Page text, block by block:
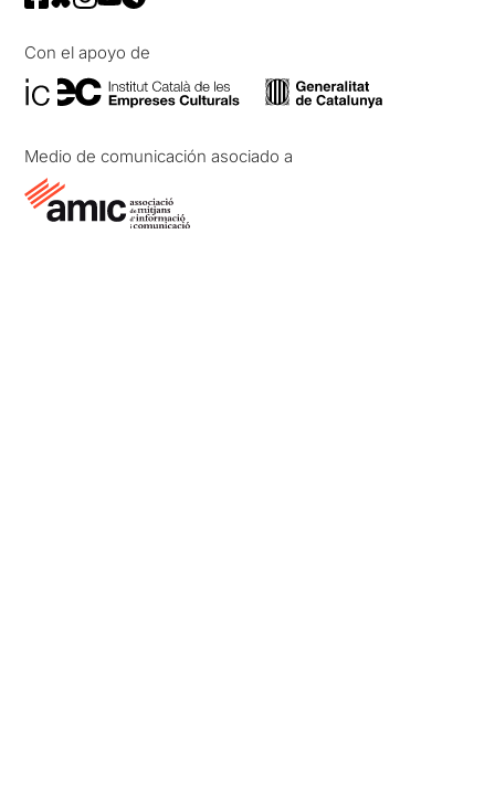
Con el apoyo de
Medio de comunicación asociado a